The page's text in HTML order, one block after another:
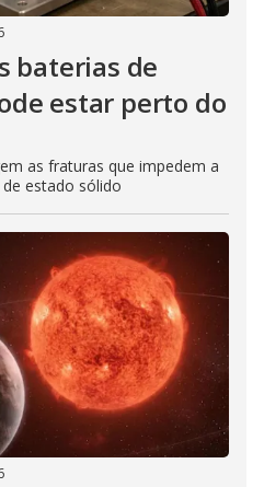
baterias de
estar perto do
as fraturas que impedem a
estado sólido